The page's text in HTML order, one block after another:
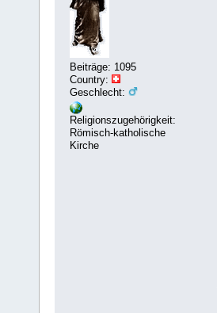
Beiträge: 1095
Country:
Geschlecht:
Religionszugehörigkeit:
Römisch-katholische
Kirche